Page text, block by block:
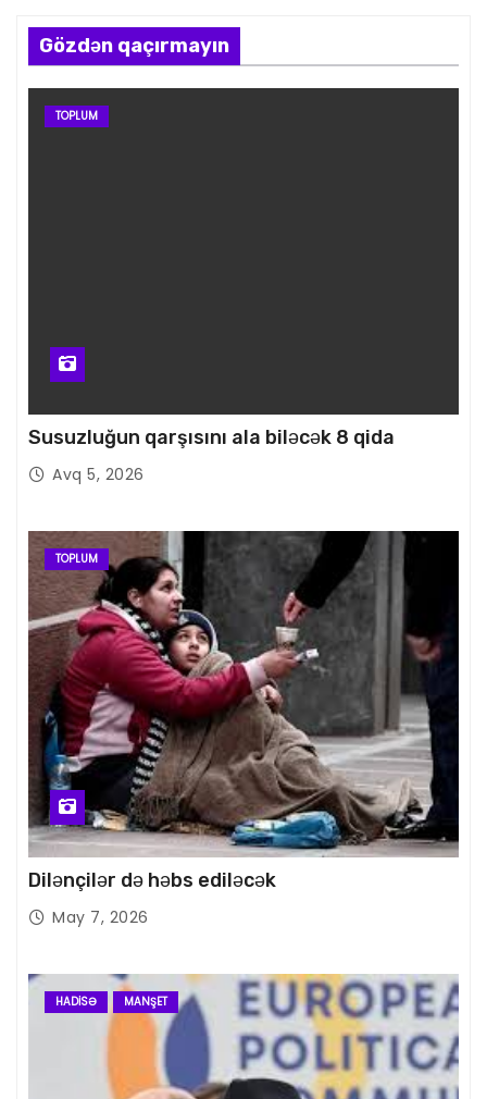
Gözdən qaçırmayın
TOPLUM
Susuzluğun qarşısını ala biləcək 8 qida
Avq 5, 2026
TOPLUM
Dilənçilər də həbs ediləcək
May 7, 2026
HADISƏ MANŞET